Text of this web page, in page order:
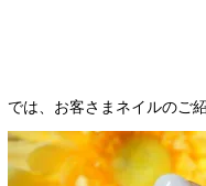
では、お客さまネイルのご